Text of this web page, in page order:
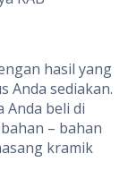
hasil yang
Anda sediakan.
Anda beli di
– bahan
kramik